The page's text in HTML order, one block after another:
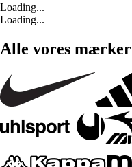
Loading...
Loading...
Alle vores mærker